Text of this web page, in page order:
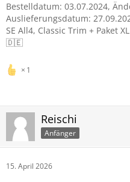
Bestelldatum: 03.07.2024,
Auslieferungsdatum:
SE All4, Classic Trim + Paket XL
🇩🇪
1
Reischi
Anfänger
15. April 2026